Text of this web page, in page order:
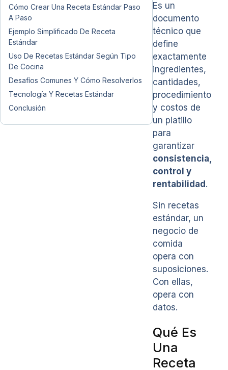
Cómo Crear Una Receta Estándar Paso
A Paso
Ejemplo Simplificado De Receta
Estándar
Uso De Recetas Estándar Según Tipo
De Cocina
Desafíos Comunes Y Cómo Resolverlos
Tecnología Y Recetas Estándar
Conclusión
Es un
documento
técnico que
define
exactamente
ingredientes,
cantidades,
procedimiento
y costos de
un platillo
para
garantizar
consistencia,
control y
rentabilidad .
Sin recetas
estándar, un
negocio de
comida
opera con
suposiciones.
Con ellas,
opera con
datos.
Qué Es
Una
Receta